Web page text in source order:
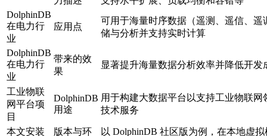
DolphinDB
在电力行
业
应用点
可用于海量时序数据（遥测、遥信、遥
储与分析并支持实时计算
DolphinDB
在电力行
业
带来的效
果
显著提升海量数据分析效率并降低开发
工业物联
网平台项
目
DolphinDB
用途
用于构建大数据平台以支持工业物联网
技术服务
本文安装
版本与环
以 DolphinDB 社区版为例，在本地虚